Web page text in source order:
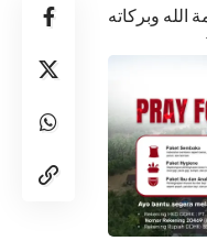
الله وبركاته